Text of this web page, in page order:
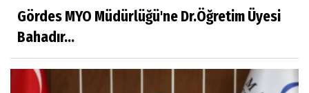
Rastlamak
Kahramanlar
Gördes MYO Müdürlüğü'ne Dr.Öğretim Üyesi
Bahadır...